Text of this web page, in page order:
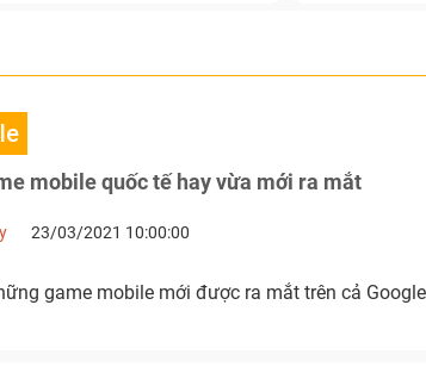
mobile quốc tế hay vừa mới ra mắt
23/03/2021 10:00:00
game mobile mới được ra mắt trên cả